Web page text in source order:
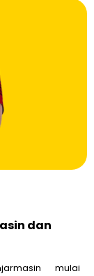
dan
mulai